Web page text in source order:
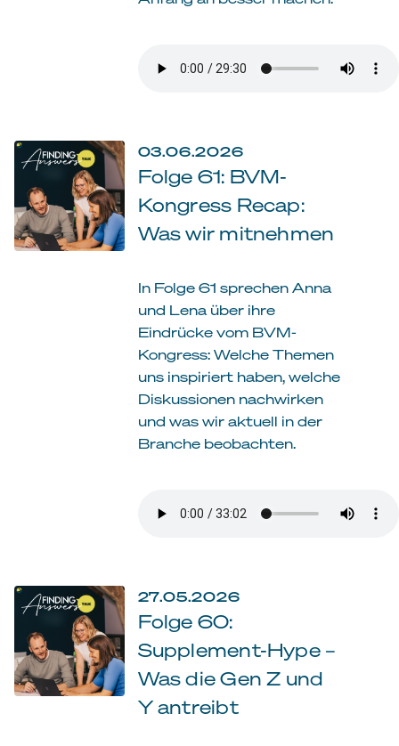
03.06.2026
Folge 61: BVM-
Kongress Recap:
Was wir mitnehmen
In Folge 61 sprechen Anna
und Lena über ihre
Eindrücke vom BVM-
Kongress: Welche Themen
uns inspiriert haben, welche
Diskussionen nachwirken
und was wir aktuell in der
Branche beobachten.
27.05.2026
Folge 60:
Supplement-Hype –
Was die Gen Z und
Y antreibt